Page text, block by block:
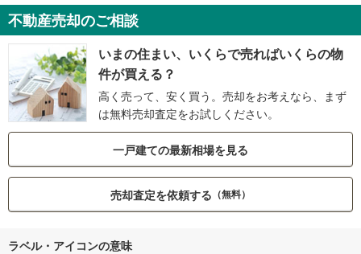
不動産売却のご相談
いまの住まい、いくらで売ればいくらの物
件が買える？
高く売って、安く買う。売却をお考えなら、まず
は無料売却査定をお試しください。
一戸建ての最新相場を見る
売却査定を依頼する （無料）
ラベル・アイコンの意味